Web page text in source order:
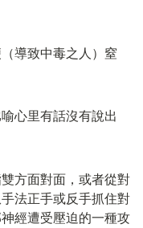
導致中毒之人）窒
心里有話沒有說出
方面對面，或者從對
法正手或反手抓住對
經遭受壓迫的一種攻